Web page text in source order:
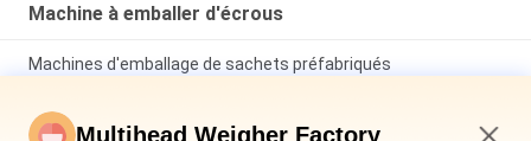
Machine à emballer d'écrous
Machines d'emballage de sachets préfabriqués
Multihead Weigher Factory